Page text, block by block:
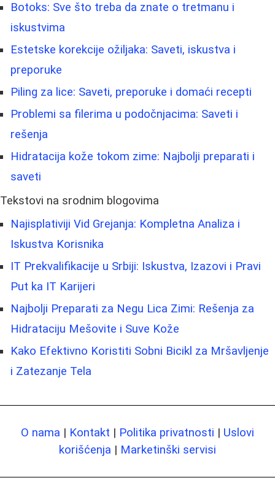
Botoks: Sve što treba da znate o tretmanu i
iskustvima
Estetske korekcije ožiljaka: Saveti, iskustva i
preporuke
Piling za lice: Saveti, preporuke i domaći recepti
Problemi sa filerima u podočnjacima: Saveti i
rešenja
Hidratacija kože tokom zime: Najbolji preparati i
saveti
Tekstovi na srodnim blogovima
Najisplativiji Vid Grejanja: Kompletna Analiza i
Iskustva Korisnika
IT Prekvalifikacije u Srbiji: Iskustva, Izazovi i Pravi
Put ka IT Karijeri
Najbolji Preparati za Negu Lica Zimi: Rešenja za
Hidrataciju Mešovite i Suve Kože
Kako Efektivno Koristiti Sobni Bicikl za Mršavljenje
i Zatezanje Tela
O nama | Kontakt | Politika privatnosti | Uslovi
korišćenja | Marketinški servisi